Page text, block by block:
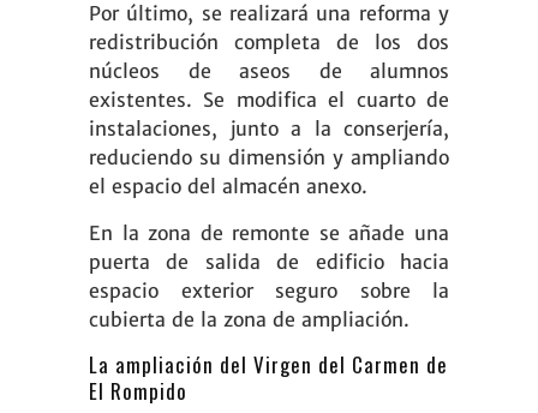
Por último, se realizará una reforma y
redistribución completa de los dos
núcleos de aseos de alumnos
existentes. Se modifica el cuarto de
instalaciones, junto a la conserjería,
reduciendo su dimensión y ampliando
el espacio del almacén anexo.
En la zona de remonte se añade una
puerta de salida de edificio hacia
espacio exterior seguro sobre la
cubierta de la zona de ampliación.
La ampliación del Virgen del Carmen de
El Rompido